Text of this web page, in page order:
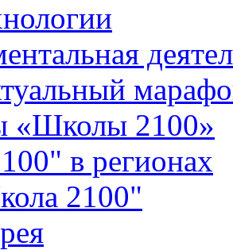
«Школы 2100»
в регионах
2100"